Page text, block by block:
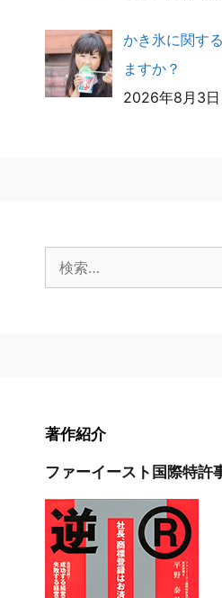
かき氷に関す
ますか？
2026年8月3日
索:
著作紹介
ファーイースト国際特許